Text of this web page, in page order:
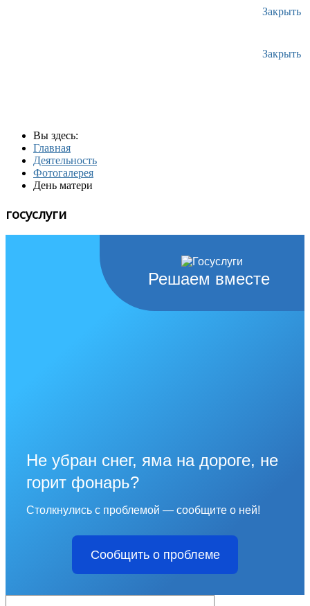
Закрыть
Закрыть
Вы здесь:
Главная
Деятельность
Фотогалерея
День матери
госуслуги
Решаем вместе
Не убран снег, яма на дороге, не
горит фонарь?
Столкнулись с проблемой — сообщите о ней!
Сообщить о проблеме